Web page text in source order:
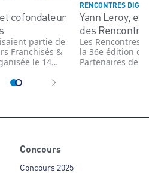
cofondateur
partie de
Franchisés &
le 14
expert reconnu
RENCONTRES
Yann Leroy,
des
Les Rencontres
la 36e édition
Partenaires de
Concours
Concours 2025